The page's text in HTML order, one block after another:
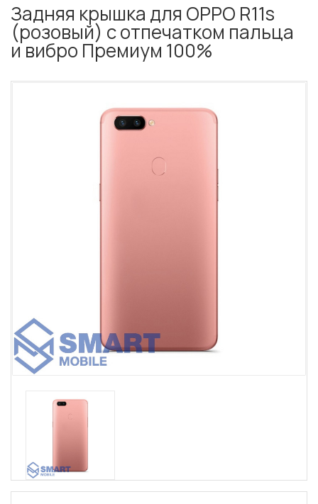
Задняя крышка для OPPO R11s
(розовый) с отпечатком пальца
и вибро Премиум 100%